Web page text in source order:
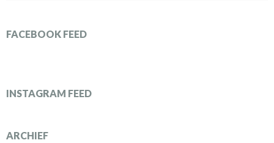
FACEBOOK FEED
INSTAGRAM FEED
ARCHIEF